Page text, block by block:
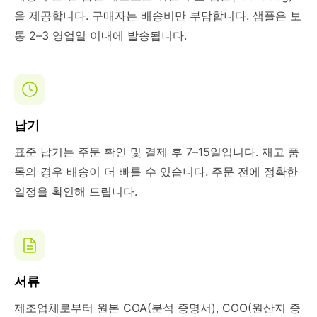
을 제공합니다. 구매자는 배송비만 부담합니다. 샘플은 보
통 2–3 영업일 이내에 발송됩니다.
납기
표준 납기는 주문 확인 및 결제 후 7–15일입니다. 재고 품
목의 경우 배송이 더 빠를 수 있습니다. 주문 전에 정확한
일정을 확인해 드립니다.
서류
제조업체로부터 원본 COA(분석 증명서), COO(원산지 증